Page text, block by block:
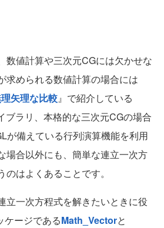
数値計算や三次元CGには欠かせな
求められる数値計算の場合には
矢理な比較』で紹介している
ブラリ、本格的な三次元CGの場合
が備えている行列演算機能を利用
場合以外にも、簡単な連立一次方
はよくあることです。
立一次方程式を解きたいときに役
ケージであるMath_Vectorと